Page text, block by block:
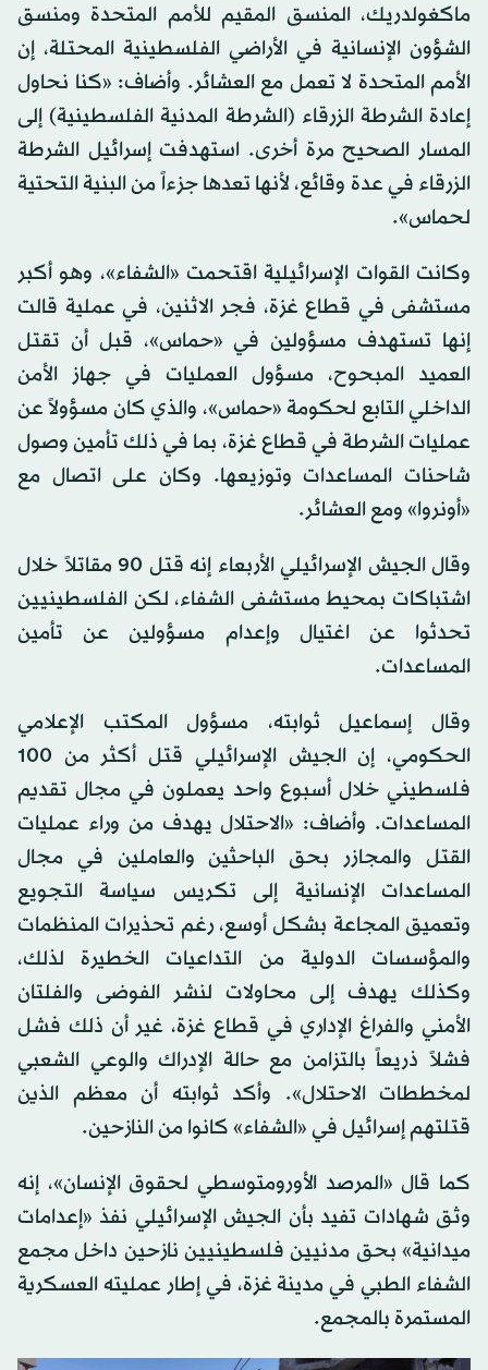
ماكغولدريك، المنسق المقيم للأمم المتحدة ومنسق
الشؤون الإنسانية في الأراضي الفلسطينية المحتلة، إن
الأمم المتحدة لا تعمل مع العشائر. وأضاف: «كنا نحاول
إعادة الشرطة الزرقاء (الشرطة المدنية الفلسطينية) إلى
المسار الصحيح مرة أخرى. استهدفت إسرائيل الشرطة
الزرقاء في عدة وقائع، لأنها تعدها جزءاً من البنية التحتية
لحماس».
وكانت القوات الإسرائيلية اقتحمت «الشفاء»، وهو أكبر
مستشفى في قطاع غزة، فجر الاثنين، في عملية قالت
إنها تستهدف مسؤولين في «حماس»، قبل أن تقتل
العميد المبحوح، مسؤول العمليات في جهاز الأمن
الداخلي التابع لحكومة «حماس»، والذي كان مسؤولاً عن
عمليات الشرطة في قطاع غزة، بما في ذلك تأمين وصول
شاحنات المساعدات وتوزيعها. وكان على اتصال مع
«أونروا» ومع العشائر.
وقال الجيش الإسرائيلي الأربعاء إنه قتل 90 مقاتلاً خلال
اشتباكات بمحيط مستشفى الشفاء، لكن الفلسطينيين
تحدثوا عن اغتيال وإعدام مسؤولين عن تأمين
المساعدات.
وقال إسماعيل ثوابته، مسؤول المكتب الإعلامي
الحكومي، إن الجيش الإسرائيلي قتل أكثر من 100
فلسطيني خلال أسبوع واحد يعملون في مجال تقديم
المساعدات. وأضاف: «الاحتلال يهدف من وراء عمليات
القتل والمجازر بحق الباحثين والعاملين في مجال
المساعدات الإنسانية إلى تكريس سياسة التجويع
وتعميق المجاعة بشكل أوسع، رغم تحذيرات المنظمات
والمؤسسات الدولية من التداعيات الخطيرة لذلك،
وكذلك يهدف إلى محاولات لنشر الفوضى والفلتان
الأمني والفراغ الإداري في قطاع غزة، غير أن ذلك فشل
فشلاً ذريعاً بالتزامن مع حالة الإدراك والوعي الشعبي
لمخططات الاحتلال». وأكد ثوابته أن معظم الذين
قتلتهم إسرائيل في «الشفاء» كانوا من النازحين.
كما قال «المرصد الأورومتوسطي لحقوق الإنسان»، إنه
وثق شهادات تفيد بأن الجيش الإسرائيلي نفذ «إعدامات
ميدانية» بحق مدنيين فلسطينيين نازحين داخل مجمع
الشفاء الطبي في مدينة غزة، في إطار عمليته العسكرية
المستمرة بالمجمع.